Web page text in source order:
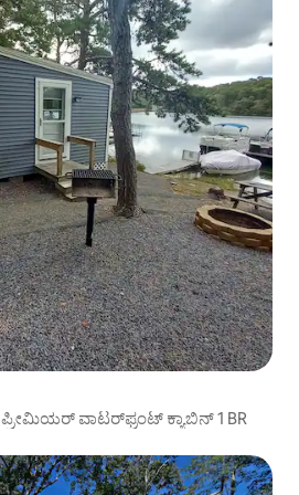
ವಾಟರ್‌ಫ್ರಂಟ್ ಕ್ಯಾಬಿನ್ 1 BR